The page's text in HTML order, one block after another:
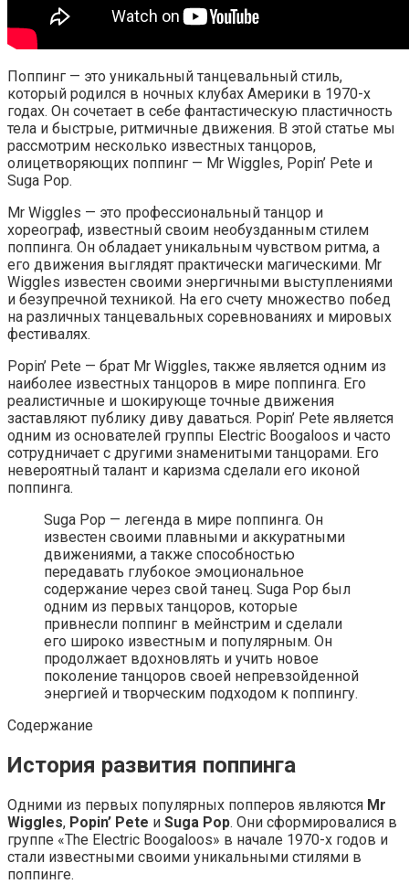
Поппинг — это уникальный танцевальный стиль,
который родился в ночных клубах Америки в 1970-х
годах. Он сочетает в себе фантастическую пластичность
тела и быстрые, ритмичные движения. В этой статье мы
рассмотрим несколько известных танцоров,
олицетворяющих поппинг — Mr Wiggles, Popin’ Pete и
Suga Pop.
Mr Wiggles — это профессиональный танцор и
хореограф, известный своим необузданным стилем
поппинга. Он обладает уникальным чувством ритма, а
его движения выглядят практически магическими. Mr
Wiggles известен своими энергичными выступлениями
и безупречной техникой. На его счету множество побед
на различных танцевальных соревнованиях и мировых
фестивалях.
Popin’ Pete — брат Mr Wiggles, также является одним из
наиболее известных танцоров в мире поппинга. Его
реалистичные и шокирующе точные движения
заставляют публику диву даваться. Popin’ Pete является
одним из основателей группы Electric Boogaloos и часто
сотрудничает с другими знаменитыми танцорами. Его
невероятный талант и каризма сделали его иконой
поппинга.
Suga Pop — легенда в мире поппинга. Он
известен своими плавными и аккуратными
движениями, а также способностью
передавать глубокое эмоциональное
содержание через свой танец. Suga Pop был
одним из первых танцоров, которые
привнесли поппинг в мейнстрим и сделали
его широко известным и популярным. Он
продолжает вдохновлять и учить новое
поколение танцоров своей непревзойденной
энергией и творческим подходом к поппингу.
Содержание
История развития поппинга
Одними из первых популярных попперов являются Mr
Wiggles, Popin’ Pete и Suga Pop. Они сформировалися в
группе «The Electric Boogaloos» в начале 1970-х годов и
стали известными своими уникальными стилями в
поппинге.